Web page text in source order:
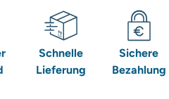
Schnelle
Lieferung
Sichere
Bezahlung